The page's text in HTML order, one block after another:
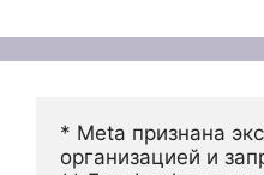
* Meta признана
организацией и